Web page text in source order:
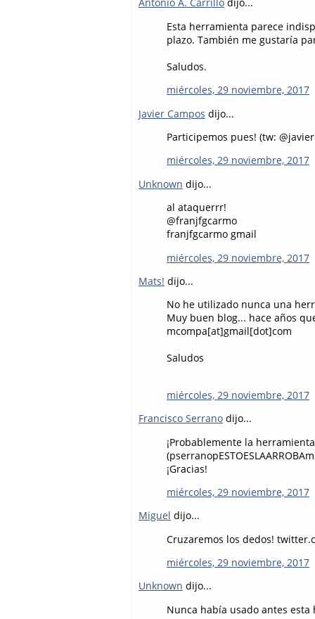
Antonio A. Carrillo dijo...
Esta herramienta parece
plazo. También me gustaría
Saludos.
miércoles, 29 noviembre, 2017
Javier Campos dijo...
Participemos pues! (tw:
miércoles, 29 noviembre, 2017
Unknown dijo...
al ataquerrr!
@franjfgcarmo
franjfgcarmo gmail
miércoles, 29 noviembre, 2017
Mats! dijo...
No he utilizado nunca una
Muy buen blog... hace años
mcompa[at]gmail[dot]com
Saludos
miércoles, 29 noviembre, 2017
Francisco Serrano dijo...
¡Probablemente la
¡Gracias!
miércoles, 29 noviembre, 2017
Miguel dijo...
Cruzaremos los dedos!
miércoles, 29 noviembre, 2017
Unknown dijo...
Nunca había usado antes